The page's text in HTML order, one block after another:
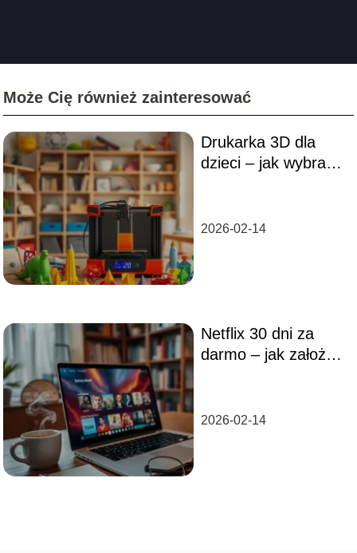
Może Cię również zainteresować
Drukarka 3D dla
dzieci – jak wybrać
2026-02-14
Netflix 30 dni za
darmo – jak założyć
2026-02-14